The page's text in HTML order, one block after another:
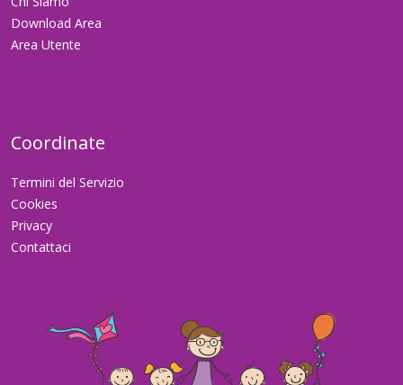
Download Area
Area Utente
Coordinate
Termini del Servizio
Cookies
Privacy
Contattaci